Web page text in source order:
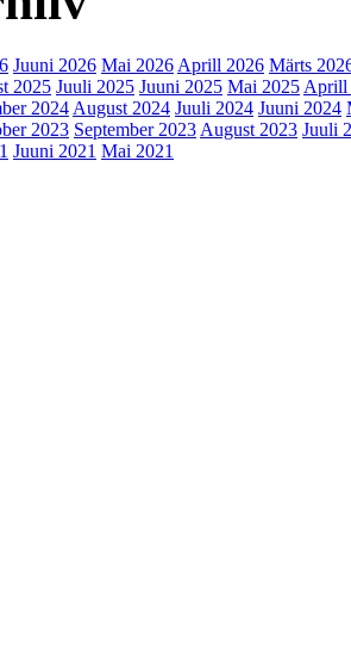
Juuni 2026 Mai 2026 Aprill 2026 Märts
2025 Juuli 2025 Juuni 2025 Mai 2025 Aprill
2024 August 2024 Juuli 2024 Juuni 2024
2023 September 2023 August 2023 Juuli
Juuni 2021 Mai 2021